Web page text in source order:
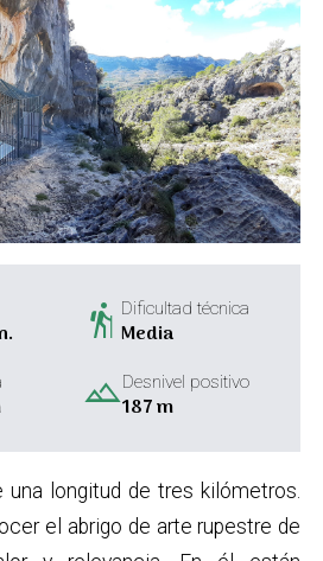
hikingDificultad técnica
Media
landscapeDesnivel positivo
187 m
longitud de tres kilómetros.
el abrigo de arte rupestre de